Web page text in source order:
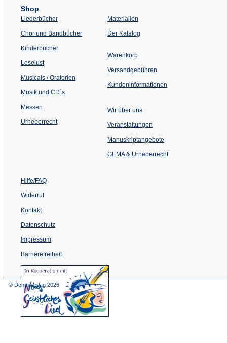
Shop
Liederbücher
Chor und Bandbücher
Kinderbücher
Leselust
Musicals / Oratorien
Musik und CD´s
Messen
Urheberrecht
Materialien
Der Katalog
Warenkorb
Versandgebühren
Kundeninformationen
Wir über uns
Veranstaltungen
einem
Tab)
Manuskriptangebote
GEMA & Urheberrecht
Hilfe/FAQ
Widerruf
Kontakt
Datenschutz
Impressum
Barrierefreiheit
(Öffnet
in
© Dehm Verlag 2026